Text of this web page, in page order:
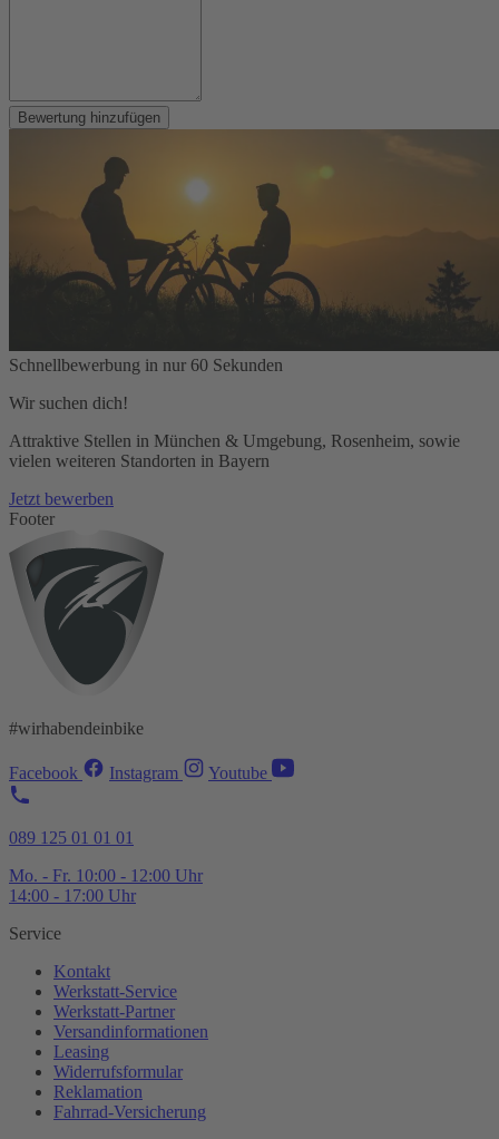
Bewertung hinzufügen
Schnellbewerbung in nur 60 Sekunden
Wir suchen dich!
Attraktive Stellen in München & Umgebung, Rosenheim, sowie
vielen weiteren Standorten in Bayern
Jetzt bewerben
Footer
#wirhabendeinbike
Facebook Instagram Youtube
089 125 01 01 01
Mo. - Fr. 10:00 - 12:00 Uhr
14:00 - 17:00 Uhr
Service
Kontakt
Werkstatt-Service
Werkstatt-Partner
Versandinformationen
Leasing
Widerrufsformular
Reklamation
Fahrrad-Versicherung